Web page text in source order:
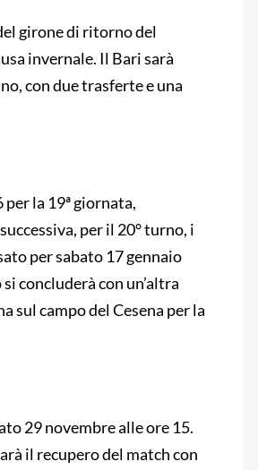
girone di ritorno del
invernale. Il Bari sarà
con due trasferte e una
la 19ª giornata,
per il 20° turno, i
per sabato 17 gennaio
concluderà con un’altra
sul campo del Cesena per la
29 novembre alle ore 15.
il recupero del match con